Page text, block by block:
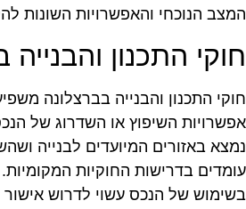
הנוכחי והאפשרויות השונות
התכנון והבנייה
התכנון והבנייה בברצלונה
השיפוץ או השדרוג של
באזורים המיועדים לבנייה
בדרישות החוקיות המקומיות.
של הנכס עשוי לדרוש אישור